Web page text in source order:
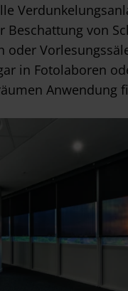
Beschattung von
oder
in Fotolaboren
Anwendung